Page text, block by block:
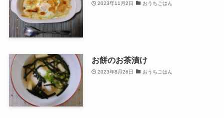
2023年11月2日 おうちごはん
お餅のお茶漬け
2023年8月26日 おうちごはん